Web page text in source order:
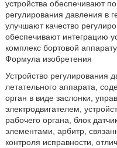
устройства обеспечивают
регулирования давления в
улучшают качество
обеспечивают интеграцию
комплекс бортовой
Формула изобретения
Устройство регулирования
летательного аппарата,
орган в виде заслонки,
электродвигателем,
рабочего органа, блок
элементами, арбитр,
контроля исправности,